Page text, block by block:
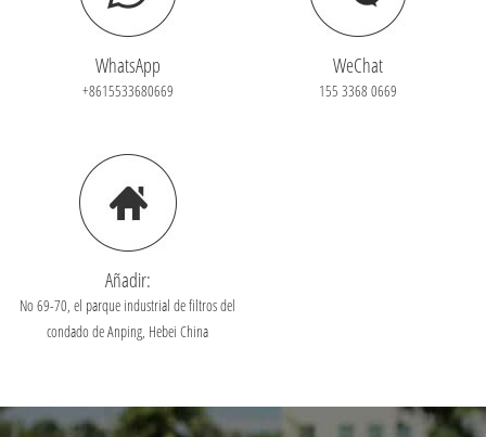
WhatsApp
+8615533680669
WeChat
155 3368 0669
Añadir:
No 69-70, el parque industrial de filtros del
condado de Anping, Hebei China